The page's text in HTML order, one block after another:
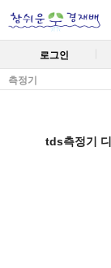
로그인
측정기
tds측정기